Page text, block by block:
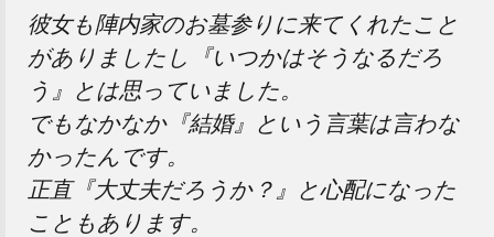
彼女も陣内家のお墓参りに来てくれたこと
がありましたし『いつかはそうなるだろ
う』とは思っていました。
でもなかなか『結婚』という言葉は言わな
かったんです。
正直『大丈夫だろうか？』と心配になった
こともあります。